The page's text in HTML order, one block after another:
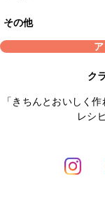
その他
ク
「きちんとおいしく
レシ